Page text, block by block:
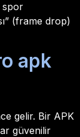
spor
(frame drop)
apk
gelir. Bir APK
güvenilir